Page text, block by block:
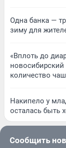
Одна банка —
зиму для
«Вплоть до
новосибирский
количество
Накипело у
осталась быть
Сообщить